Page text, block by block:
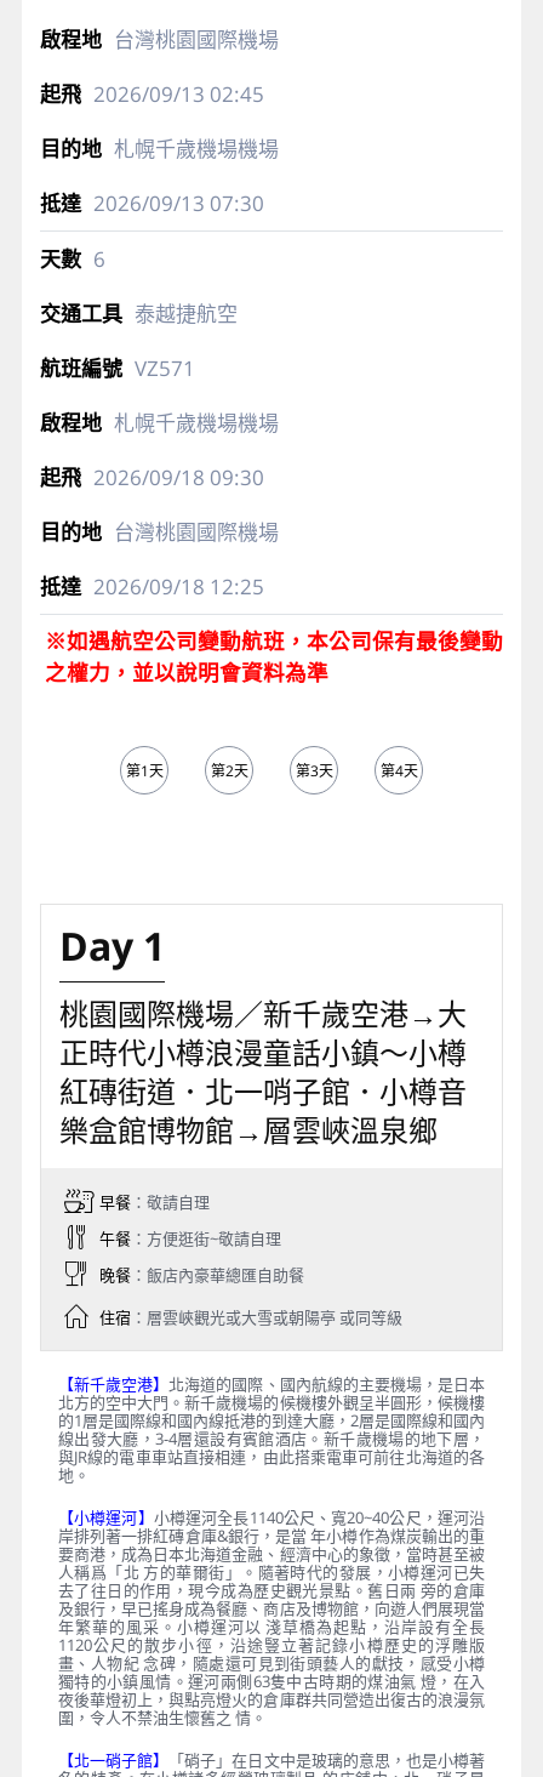
台灣桃園國際機場
2026/09/13 02:45
札幌千歲機場機場
2026/09/13 07:30
6
泰越捷航空
VZ571
札幌千歲機場機場
2026/09/18 09:30
台灣桃園國際機場
2026/09/18 12:25
※如遇航空公司變動航班，本公司保有最後變動
之權力，並以說明會資料為準
第1天 第2天 第3天 第4天
Day 1
桃園國際機場／新千歲空港→大
正時代小樽浪漫童話小鎮～小樽
紅磚街道．北一哨子館．小樽音
樂盒館博物館→層雲峽溫泉鄉
早餐：敬請自理
午餐：方便逛街~敬請自理
晚餐：飯店內豪華總匯自助餐
住宿：層雲峽觀光或大雪或朝陽亭 或同等級
【新千歲空港】北海道的國際、國內航線的主要機場，是日本
北方的空中大門。新千歲機場的候機樓外觀呈半圓形，候機樓
的1層是國際線和國內線抵港的到達大廳，2層是國際線和國內
線出發大廳，3-4層還設有賓館酒店。新千歲機場的地下層，
與JR線的電車車站直接相連，由此搭乘電車可前往北海道的各
地。
【小樽運河】 小樽運河全長1140公尺、寬20~40公尺，運河沿
岸排列著一排紅磚倉庫&銀行，是當 年小樽作為煤炭輸出的重
要商港，成為日本北海道金融、經濟中心的象徵，當時甚至被
人稱爲「北 方的華爾街」。隨著時代的發展，小樽運河已失
去了往日的作用，現今成為歷史觀光景點。舊日兩 旁的倉庫
及銀行，早已搖身成為餐廳、商店及博物館，向遊人們展現當
年繁華的風采。小樽運河以 淺草橋為起點，沿岸設有全長
1120公尺的散步小徑，沿途豎立著記錄小樽歷史的浮雕版
畫、人物紀 念碑，隨處還可見到街頭藝人的獻技，感受小樽
獨特的小鎮風情。運河兩側63隻中古時期的煤油氣 燈，在入
夜後華燈初上，與點亮燈火的倉庫群共同營造出復古的浪漫氛
圍，令人不禁油生懷舊之 情。
【北一硝子館】
「硝子」在日文中是玻璃的意思，也是小樽著